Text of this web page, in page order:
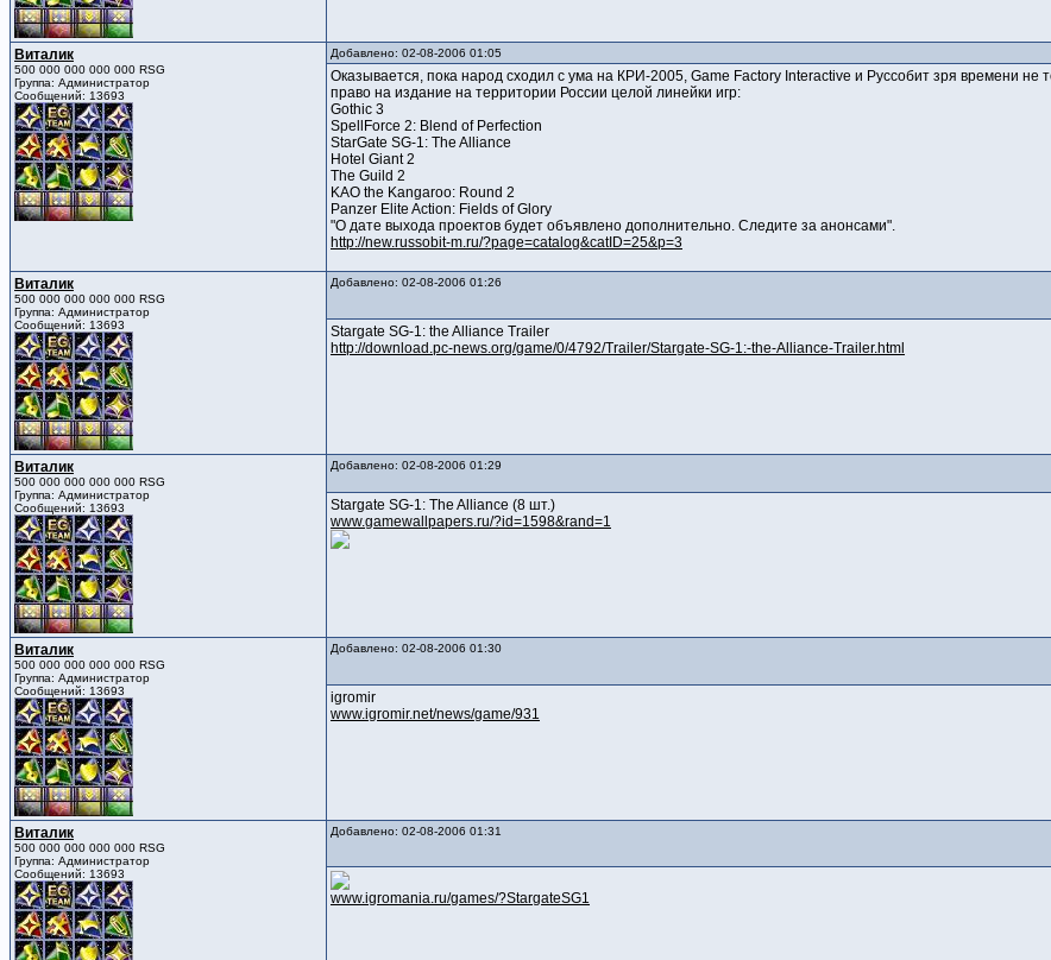
Виталик
500 000 000 000 000 RSG
Группа: Администратор
Сообщений: 13693
Добавлено: 02-08-2006 01:05
Оказывается, пока народ сходил с ума на КРИ-2005, Game Factory Interactive и Руссобит зря времени
право на издание на территории России целой линейки игр:
Gothic 3
SpellForce 2: Blend of Perfection
StarGate SG-1: The Alliance
Hotel Giant 2
The Guild 2
KAO the Kangaroo: Round 2
Panzer Elite Action: Fields of Glory
"О дате выхода проектов будет объявлено дополнительно. Следите за анонсами".
http://new.russobit-m.ru/?page=catalog&catID=25&p=3
Виталик
500 000 000 000 000 RSG
Группа: Администратор
Сообщений: 13693
Добавлено: 02-08-2006 01:26
Stargate SG-1: the Alliance Trailer
http://download.pc-news.org/game/0/4792/Trailer/Stargate-SG-1:-the-Alliance-Trailer.html
Виталик
500 000 000 000 000 RSG
Группа: Администратор
Сообщений: 13693
Добавлено: 02-08-2006 01:29
Stargate SG-1: The Alliance (8 шт.)
www.gamewallpapers.ru/?id=1598&rand=1
Виталик
500 000 000 000 000 RSG
Группа: Администратор
Сообщений: 13693
Добавлено: 02-08-2006 01:30
igromir
www.igromir.net/news/game/931
Виталик
500 000 000 000 000 RSG
Группа: Администратор
Сообщений: 13693
Добавлено: 02-08-2006 01:31
www.igromania.ru/games/?StargateSG1